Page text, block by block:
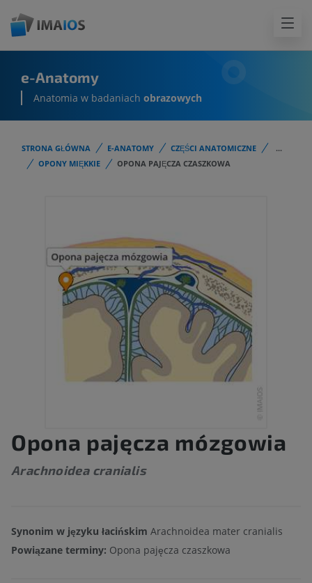
e-Anatomy
Anatomia w badaniach obrazowych
STRONA GŁÓWNA E-ANATOMY CZĘŚCI ANATOMICZNE
...
OPONY MIĘKKIE
OPONA PAJĘCZA CZASZKOWA
Opona pajęcza mózgowia
Arachnoidea cranialis
Synonim w języku łacińskim Arachnoidea mater cranialis
Powiązane terminy: Opona pajęcza czaszkowa